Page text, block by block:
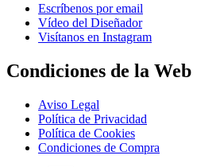
Escríbenos por email
Vídeo del Diseñador
Visítanos en Instagram
Condiciones de la Web
Aviso Legal
Política de Privacidad
Política de Cookies
Condiciones de Compra